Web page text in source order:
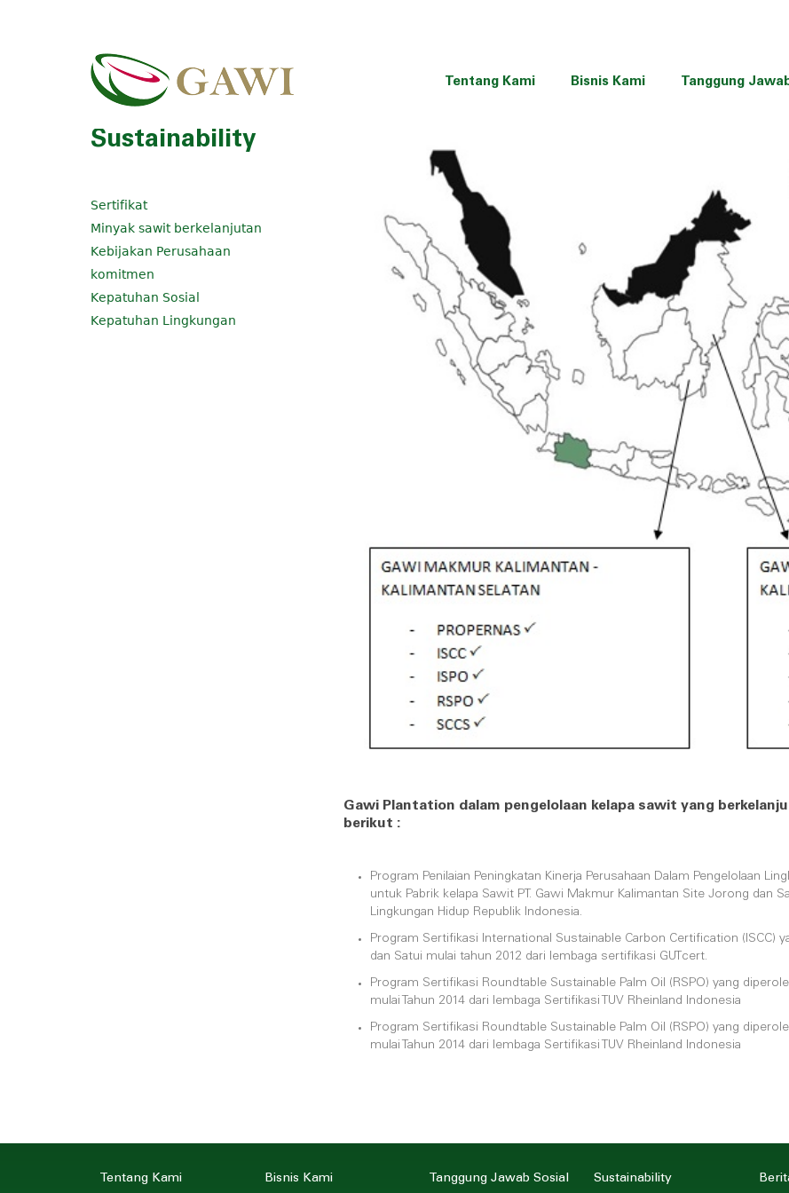
Tentang Kami Bisnis Kami Tanggung
Sustainability
Sertifikat
Minyak sawit berkelanjutan
Kebijakan Perusahaan
komitmen
Kepatuhan Sosial
Kepatuhan Lingkungan
Gawi Plantation dalam pengelolaan kelapa sawit yang
berikut :
Program Penilaian Peningkatan Kinerja Perusahaan Dalam Pengelolaan
untuk Pabrik kelapa Sawit PT. Gawi Makmur Kalimantan Site Jorong dan
Lingkungan Hidup Republik Indonesia.
Program Sertifikasi International Sustainable Carbon Certification (ISCC)
dan Satui mulai tahun 2012 dari lembaga sertifikasi GUTcert.
Program Sertifikasi Roundtable Sustainable Palm Oil (RSPO) yang
mulai Tahun 2014 dari lembaga Sertifikasi TUV Rheinland Indonesia
Program Sertifikasi Roundtable Sustainable Palm Oil (RSPO) yang
mulai Tahun 2014 dari lembaga Sertifikasi TUV Rheinland Indonesia
Tentang Kami Bisnis Kami Tanggung Jawab Sosial Sustainability